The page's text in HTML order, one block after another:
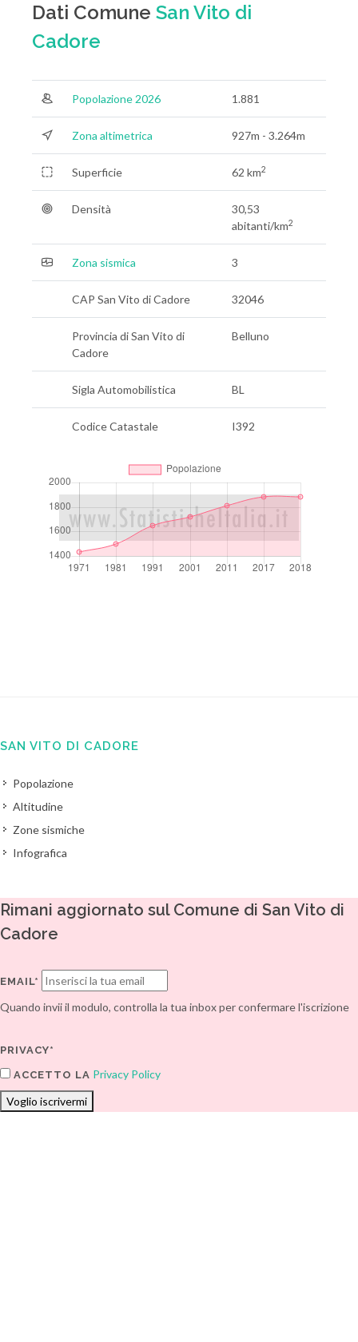
Dati Comune San Vito di
Cadore
Popolazione 2026 1.881
Zona altimetrica 927m - 3.264m
Superficie 62 km2
Densità
30,53
abitanti/km2
Zona sismica 3
CAP San Vito di Cadore 32046
Provincia di San Vito di
Cadore
Belluno
Sigla Automobilistica BL
Codice Catastale I392
SAN VITO DI CADORE
Popolazione
Altitudine
Zone sismiche
Infografica
Rimani aggiornato sul Comune di San Vito di
Cadore
EMAIL*
Quando invii il modulo, controlla la tua inbox per confermare l'iscrizione
PRIVACY*
ACCETTO LA Privacy Policy
Voglio iscrivermi